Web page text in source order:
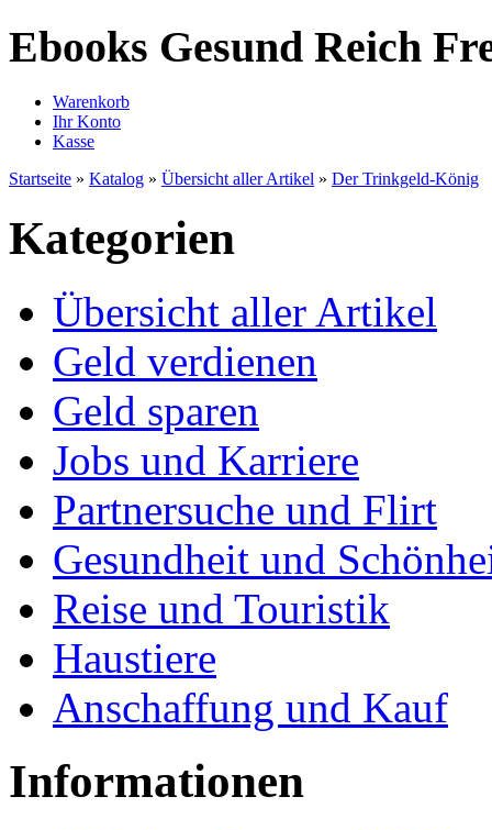
Ebooks Gesund Reich
Warenkorb
Ihr Konto
Kasse
Startseite » Katalog » Übersicht aller Artikel » Der Trinkgeld-König
Kategorien
Übersicht aller Artikel
Geld verdienen
Geld sparen
Jobs und Karriere
Partnersuche und Flirt
Gesundheit und
Reise und Touristik
Haustiere
Anschaffung und Kauf
Informationen